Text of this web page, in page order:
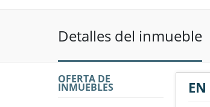
Detalles del inmueble
OFERTA DE
INMUEBLES